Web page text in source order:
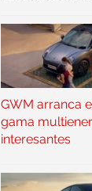
GWM arranca
gama
interesantes